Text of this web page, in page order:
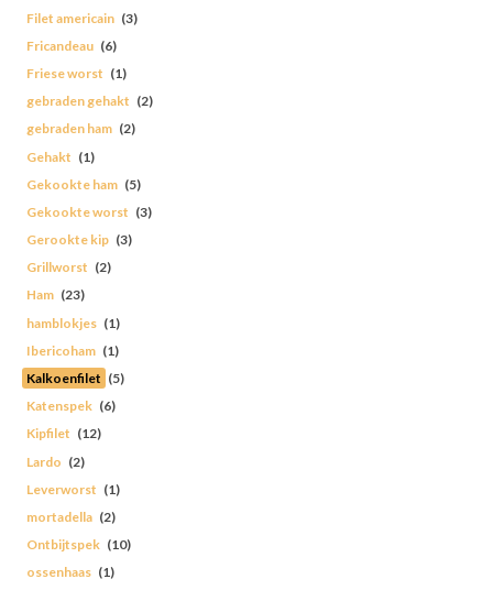
Filet americain (3)
Fricandeau (6)
Friese worst (1)
gebraden gehakt (2)
gebraden ham (2)
Gehakt (1)
Gekookte ham (5)
Gekookte worst (3)
Gerookte kip (3)
Grillworst (2)
Ham (23)
hamblokjes (1)
Ibericoham (1)
Kalkoenfilet (5)
Katenspek (6)
Kipfilet (12)
Lardo (2)
Leverworst (1)
mortadella (2)
Ontbijtspek (10)
ossenhaas (1)